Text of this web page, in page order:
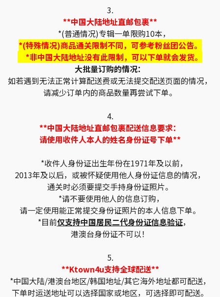
3.
**中国大陆地址直邮包裹**
*(普通情况)专辑一单限购10本，
*(特殊情况)商品通关限制不同，可参考粉丝团公告。
*非中国大陆地址没有此限制，可以下单就会发货。
大批量订购的情况：
如若遇到无法正常计算配送费或无法提交配送页面的情况，
请减少订单内的商品数量再尝试下单。
4.
**中国大陆地址直邮包裹配送信息要求：
请使用收件人本人的姓名身份证号下单**
*收件人身份证出生年份在1971年及以前，
2013年及以后，或被怀疑使用他人身份证信息的情况，
通关时必须要提交手持身份证照片。
*请不要使用他人的信息订购，
请一定使用能正常提交身份证照片的本人信息下单。
*目前仅支持中国居民二代身份证信息验证，
港澳台身份证不可以！
5.
**Ktown4u支持全球配送**
*中国大陆/港澳台地区/韩国地址/其它海外地址都可配送，
下单时运送地址可以选择国家或地区，可选择即可配送。